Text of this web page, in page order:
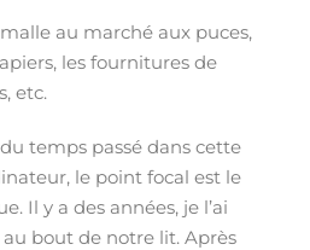
au marché aux puces,
les fournitures de
etc.
temps passé dans cette
le point focal est le
Il y a des années, je l’ai
bout de notre lit. Après